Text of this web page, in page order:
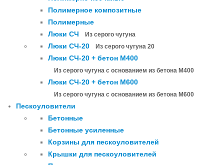
Полимерное композитные
Полимерные
Люки СЧ
Из серого чугуна
Люки СЧ-20 Из серого чугуна 20
Люки СЧ-20 + бетон М400
Из серого чугуна с основанием из бетона М400
Люки СЧ-20 + бетон М600
Из серого чугуна с основанием из бетона М600
Пескоуловители
Бетонные
Бетонные усиленные
Корзины для пескоуловителей
Крышки для пескоуловителей